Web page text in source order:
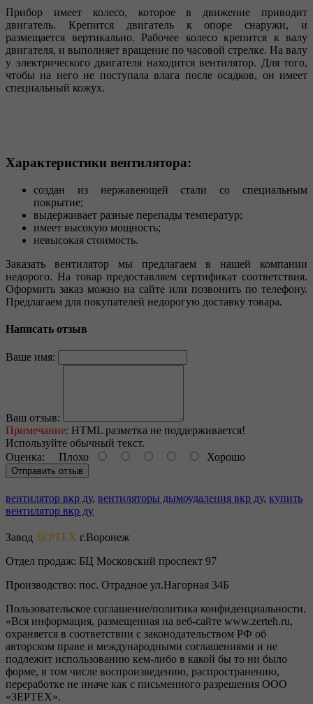
Прибор имеет колесо, которое в движение приводит
двигатель. Крепится двигатель к опоре снаружи, и
размещается вертикально. Рабочее колесо крепится к валу
двигателя, и выполняет вращение по часовой стрелке. На валу
у электрического двигателя находится вентилятор. Для того,
чтобы на него не поступала влага после осадков, он имеет
специальный кожух.
Характеристики вентилятора:
создан из нержавеющей стали со специальным
покрытие;
выдерживает разные перепады температур;
имеет высокую мощность;
невысокая стоимость.
Заказать вентилятор мы предлагаем в нашей компании
недорого. На товар предоставляем сертификат соответствия.
Оформить заказ можно на сайте или позвонить по телефону.
Предлагаем для покупателей недорогую доставку товара.
Написать отзыв
Ваше имя:
Ваш отзыв:
Примечание: HTML разметка не поддерживается!
Используйте обычный текст.
Оценка: Плохо Хорошо
Отправить отзыв
вентилятор вкр ду, вентиляторы дымоудаления вкр ду, купить
вентилятор вкр ду
Завод ЗЕРТЕХ г.Воронеж
Отдел продаж: БЦ Московский проспект 97
Производство: пос. Отрадное ул.Нагорная 34Б
Пользовательское соглашение/политика конфиденциальности.
«Вся информация, размещенная на веб-сайте www.zerteh.ru,
охраняется в соответствии с законодательством РФ об
авторском праве и международными соглашениями и не
подлежит использованию кем-либо в какой бы то ни было
форме, в том числе воспроизведению, распространению,
переработке не иначе как с письменного разрешения ООО
«ЗЕРТЕХ».